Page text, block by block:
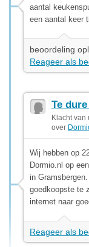
aantal
een aantal keer
beoordeling
Reageer als
Te
Klacht van
over
Wij hebben op
Dormio.nl op
in
goedkoopste te
internet naar
Reageer als